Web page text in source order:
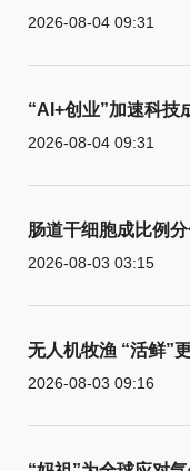
2026-08-04 09:31
“AI+创业”加速科技
2026-08-04 09:31
肠道干细胞成比例
2026-08-03 03:15
无人机牧渔 “活鲜”
2026-08-03 09:16